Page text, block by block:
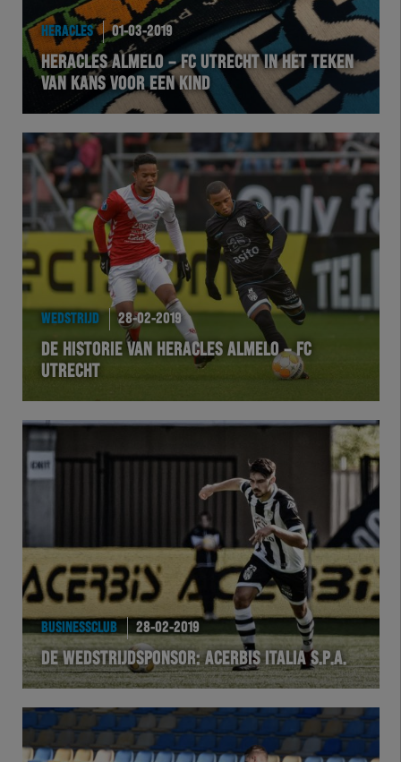
HEREXC
EXCHER
HERTEL
Natuurgras
Wedstrijd
Heracles
BusinessClub
Foundation
Herakids
Team Zwart Wit
eSports
Academie
HERACLES 01-03-2019
HERACLES ALMELO – FC UTRECHT IN HET TEKEN
VAN KANS VOOR EEN KIND
WEDSTRIJD 28-02-2019
DE HISTORIE VAN HERACLES ALMELO – FC
UTRECHT
BUSINESSCLUB 28-02-2019
DE WEDSTRIJDSPONSOR: ACERBIS ITALIA S.P.A.